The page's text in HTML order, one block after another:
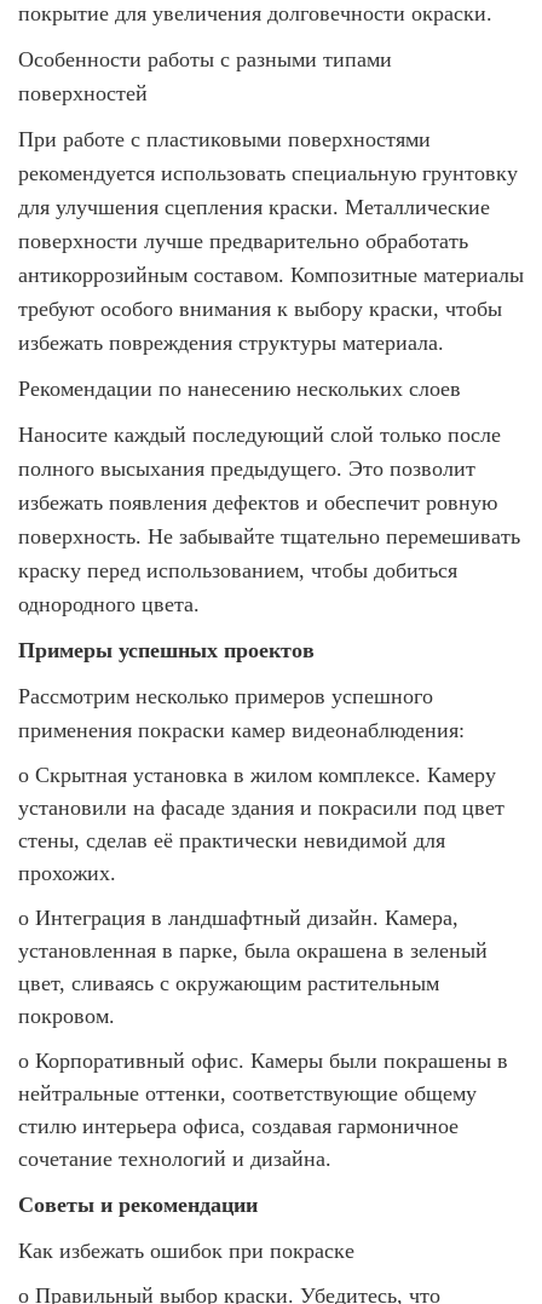
покрытие для увеличения долговечности окраски.
Особенности работы с разными типами
поверхностей
При работе с пластиковыми поверхностями
рекомендуется использовать специальную грунтовку
для улучшения сцепления краски. Металлические
поверхности лучше предварительно обработать
антикоррозийным составом. Композитные материалы
требуют особого внимания к выбору краски, чтобы
избежать повреждения структуры материала.
Рекомендации по нанесению нескольких слоев
Наносите каждый последующий слой только после
полного высыхания предыдущего. Это позволит
избежать появления дефектов и обеспечит ровную
поверхность. Не забывайте тщательно перемешивать
краску перед использованием, чтобы добиться
однородного цвета.
Примеры успешных проектов
Рассмотрим несколько примеров успешного
применения покраски камер видеонаблюдения:
o Скрытная установка в жилом комплексе. Камеру
установили на фасаде здания и покрасили под цвет
стены, сделав её практически невидимой для
прохожих.
o Интеграция в ландшафтный дизайн. Камера,
установленная в парке, была окрашена в зеленый
цвет, сливаясь с окружающим растительным
покровом.
o Корпоративный офис. Камеры были покрашены в
нейтральные оттенки, соответствующие общему
стилю интерьера офиса, создавая гармоничное
сочетание технологий и дизайна.
Советы и рекомендации
Как избежать ошибок при покраске
o Правильный выбор краски. Убедитесь, что